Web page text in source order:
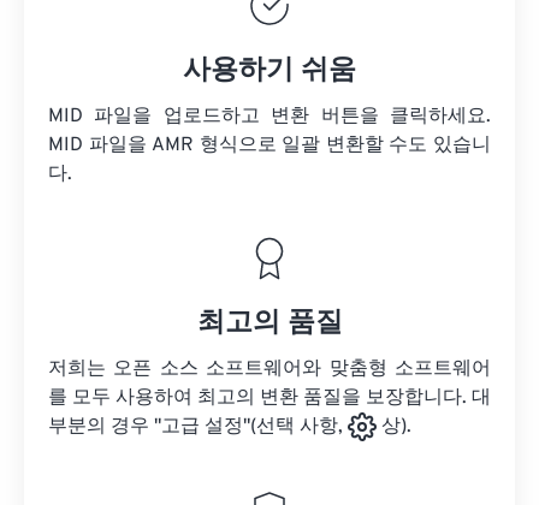
사용하기 쉬움
MID 파일을 업로드하고 변환 버튼을 클릭하세요.
MID 파일을 AMR 형식으로 일괄 변환할 수도 있습니
다.
최고의 품질
저희는 오픈 소스 소프트웨어와 맞춤형 소프트웨어
를 모두 사용하여 최고의 변환 품질을 보장합니다. 대
부분의 경우 "고급 설정"(선택 사항,
상).